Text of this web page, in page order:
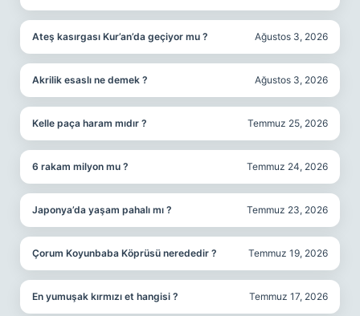
Ateş kasırgası Kur’an’da geçiyor mu ? Ağustos 3, 2026
Akrilik esaslı ne demek ? Ağustos 3, 2026
Kelle paça haram mıdır ? Temmuz 25, 2026
6 rakam milyon mu ? Temmuz 24, 2026
Japonya’da yaşam pahalı mı ? Temmuz 23, 2026
Çorum Koyunbaba Köprüsü nerededir ? Temmuz 19, 2026
En yumuşak kırmızı et hangisi ? Temmuz 17, 2026